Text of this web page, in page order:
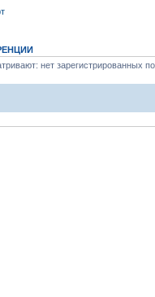
нет зарегистрированных